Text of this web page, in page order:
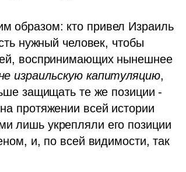
образом: кто привел Израиль
нужный человек, чтобы
воспринимающих нынешнее
израильскую капитуляцию,
защищать те же позиции -
протяжении всей истории
лишь укрепляли его позиции
и, по всей видимости, так